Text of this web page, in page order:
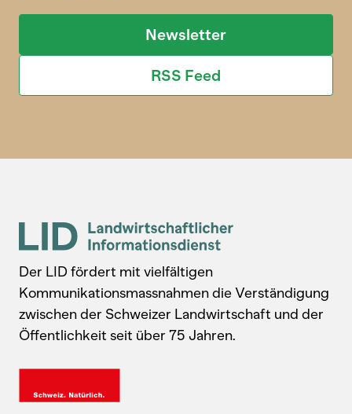
Newsletter
RSS Feed
Der LID fördert mit vielfältigen
Kommunikationsmassnahmen die Verständigung
zwischen der Schweizer Landwirtschaft und der
Öffentlichkeit seit über 75 Jahren.